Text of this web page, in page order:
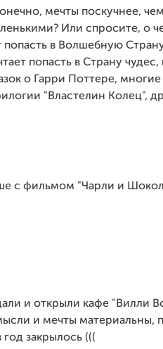
мечты поскучнее,
Или спросите, о
в Волшебную
попасть в Страну чудес,
о Гарри Поттере,
"Властелин Колец",
с фильмом "Чарли и
и открыли кафе "Вилли
и мечты материальны,
закрылось (((